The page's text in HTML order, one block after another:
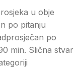
u obje
po pitanju
po
min. Slična stvar